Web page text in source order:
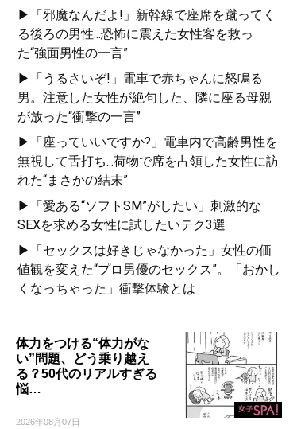
▶「邪魔なんだよ!」新幹線で座席を蹴ってく
る後ろの男性...恐怖に震えた女性客を救っ
た“強面男性の一言”
▶「うるさいぞ!」電車で赤ちゃんに怒鳴る
男。注意した女性が絶句した、隣に座る母親
が放った“衝撃の一言”
▶「座っていいですか?」電車内で高齢男性を
無視して舌打ち...荷物で席を占領した女性に訪
れた“まさかの結末”
▶「愛ある“ソフトSM”がしたい」刺激的な
SEXを求める女性に試したいテク3選
▶「セックスは好きじゃなかった」女性の価
値観を変えた“プロ男優のセックス”。「おかし
くなっちゃった」衝撃体験とは
体力をつける“体力がな
い”問題、どう乗り越え
る？50代のリアルすぎる
悩…
2026年08月07日